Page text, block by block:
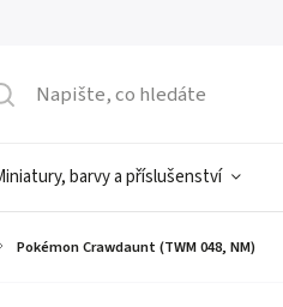
barvy a příslušenství
Pokémon Crawdaunt (TWM 048, NM)